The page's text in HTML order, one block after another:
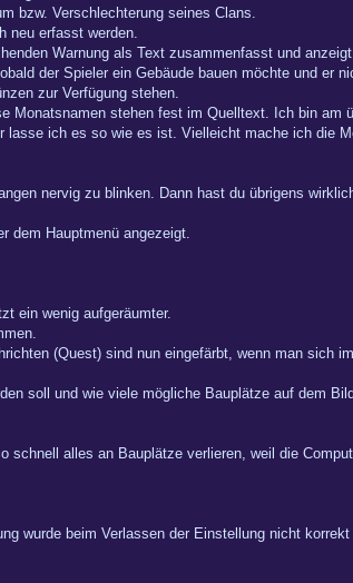
bzw. Verschlechterung seines Clans.
neu erfasst werden.
Warnung als Text zusammenfasst und
der Spieler ein Gebäude bauen möchte und er
zur Verfügung stehen.
Monatsnamen stehen fest im Quelltext. Ich bin am
lasse ich es so wie es ist. Vielleicht mache ich die
nervig zu blinken. Dann hast du übrigens
dem Hauptmenü angezeigt.
ein wenig aufgeräumter.
(Quest) sind nun eingefärbt, wenn man sich
soll und wie viele mögliche Bauplätze auf dem
alles an Bauplätze verlieren, weil die
wurde beim Verlassen der Einstellung nicht